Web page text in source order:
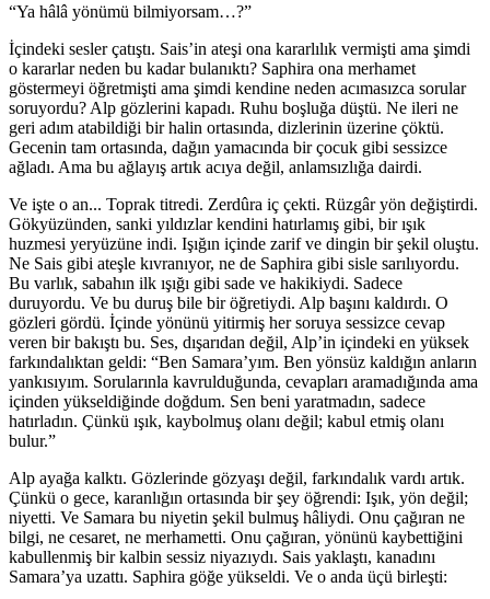
“Ya hâlâ yönümü bilmiyorsam…?”
İçindeki sesler çatıştı. Sais’in ateşi ona kararlılık vermişti ama şimdi
o kararlar neden bu kadar bulanıktı? Saphira ona merhamet
göstermeyi öğretmişti ama şimdi kendine neden acımasızca sorular
soruyordu? Alp gözlerini kapadı. Ruhu boşluğa düştü. Ne ileri ne
geri adım atabildiği bir halin ortasında, dizlerinin üzerine çöktü.
Gecenin tam ortasında, dağın yamacında bir çocuk gibi sessizce
ağladı. Ama bu ağlayış artık acıya değil, anlamsızlığa dairdi.
Ve işte o an... Toprak titredi. Zerdûra iç çekti. Rüzgâr yön değiştirdi.
Gökyüzünden, sanki yıldızlar kendini hatırlamış gibi, bir ışık
huzmesi yeryüzüne indi. Işığın içinde zarif ve dingin bir şekil oluştu.
Ne Sais gibi ateşle kıvranıyor, ne de Saphira gibi sisle sarılıyordu.
Bu varlık, sabahın ilk ışığı gibi sade ve hakikiydi. Sadece
duruyordu. Ve bu duruş bile bir öğretiydi. Alp başını kaldırdı. O
gözleri gördü. İçinde yönünü yitirmiş her soruya sessizce cevap
veren bir bakıştı bu. Ses, dışarıdan değil, Alp’in içindeki en yüksek
farkındalıktan geldi: “Ben Samara’yım. Ben yönsüz kaldığın anların
yankısıyım. Sorularınla kavrulduğunda, cevapları aramadığında ama
içinden yükseldiğinde doğdum. Sen beni yaratmadın, sadece
hatırladın. Çünkü ışık, kaybolmuş olanı değil; kabul etmiş olanı
bulur.”
Alp ayağa kalktı. Gözlerinde gözyaşı değil, farkındalık vardı artık.
Çünkü o gece, karanlığın ortasında bir şey öğrendi: Işık, yön değil;
niyetti. Ve Samara bu niyetin şekil bulmuş hâliydi. Onu çağıran ne
bilgi, ne cesaret, ne merhametti. Onu çağıran, yönünü kaybettiğini
kabullenmiş bir kalbin sessiz niyazıydı. Sais yaklaştı, kanadını
Samara’ya uzattı. Saphira göğe yükseldi. Ve o anda üçü birleşti: